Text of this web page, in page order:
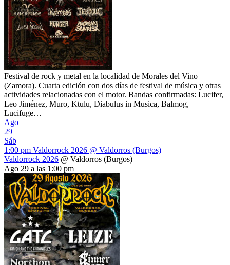
Festival de rock y metal en la localidad de Morales del Vino
(Zamora). Cuarta edición con dos días de festival de música y otras
actividades relacionadas con el motor. Bandas confirmadas: Lucifer,
Leo Jiménez, Muro, Ktulu, Diabulus in Musica, Balmog,
Lucifuge…
Ago
29
Sáb
1:00 pm Valdorrock 2026 @ Valdorros (Burgos)
Valdorrock 2026 @ Valdorros (Burgos)
Ago 29 a las 1:00 pm